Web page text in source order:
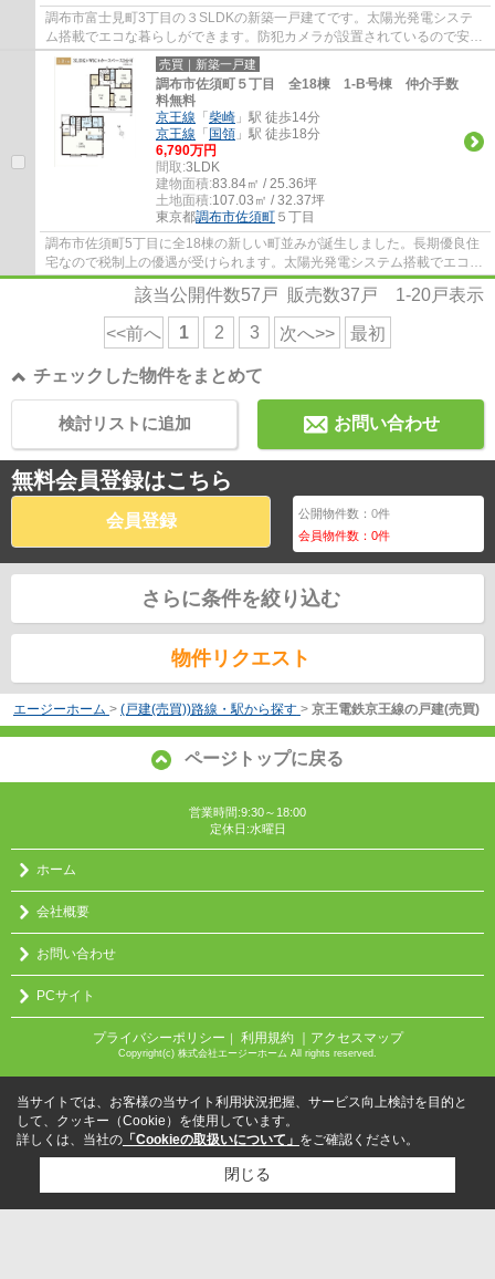
調布市富士見町3丁目の３SLDKの新築一戸建てです。太陽光発電システ
ム搭載でエコな暮らしができます。防犯カメラが設置されているので安心
感があります。調布市でお住まいをお探しなら...
売買｜新築一戸建
調布市佐須町５丁目 全18棟 1-B号棟 仲介手数
料無料
京王線 「 柴崎 」駅 徒歩14分
京王線 「 国領 」駅 徒歩18分
6,790万円
間取:3LDK
建物面積:83.84㎡ / 25.36坪
土地面積:107.03㎡ / 32.37坪
東京都調布市佐須町 ５丁目
調布市佐須町5丁目に全18棟の新しい町並みが誕生しました。長期優良住
宅なので税制上の優遇が受けられます。太陽光発電システム搭載でエコな
暮らしができます。ウォークインクローゼッ...
該当公開件数57 戸 販売数37 戸 1-20戸表示
<<前へ 1 2 3 次へ>> 最初
チェックした物件をまとめて
お問い合わせ
検討リストに追加
無料会員登録はこちら
会員登録 公開物件数：0件
会員物件数：0件
さらに条件を絞り込む
物件リクエスト
エージーホーム > (戸建(売買))路線・駅から探す > 京王電鉄京王線の戸建(売買)
ページトップに戻る
営業時間:9:30～18:00
定休日:水曜日
ホーム
会社概要
お問い合わせ
PCサイト
プライバシーポリシー ｜ 利用規約 ｜アクセスマップ
Copyright(c) 株式会社エージーホーム All rights reserved.
当サイトでは、お客様の当サイト利用状況把握、サービス向上検討を目的と
して、クッキー（Cookie）を使用しています。
詳しくは、当社の 「Cookieの取扱いについて」 をご確認ください。
閉じる